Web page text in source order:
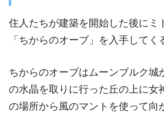
住人たちが建築を開始した後にミ
「ちからのオーブ」を入手してく
ちからのオーブはムーンブルク城
の水晶を取りに行った丘の上に女
の場所から風のマントを使って向